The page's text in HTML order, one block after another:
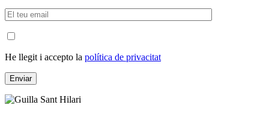
He llegit i accepto la política de privacitat